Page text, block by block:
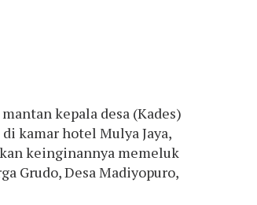
kepala desa (Kades)
kamar hotel Mulya Jaya,
keinginannya memeluk
Grudo, Desa Madiyopuro,